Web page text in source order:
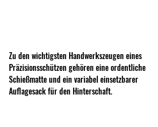
Zu den wichtigsten Handwerkszeugen eines
Präzisionsschützen gehören eine ordentliche
Schießmatte und ein variabel einsetzbarer
Auflagesack für den Hinterschaft.